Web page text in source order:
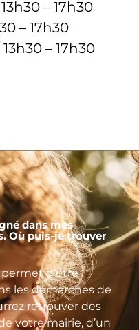
– 17h30
– 17h30
– 17h30
dans mes
Où puis-je trouver
d’être
les démarches de
retrouver des
votre mairie, d’un